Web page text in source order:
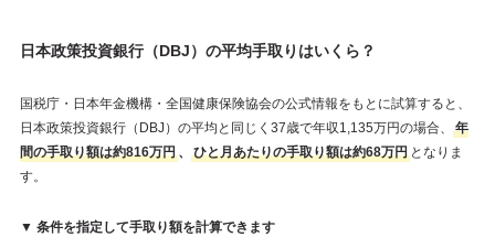
日本政策投資銀行（DBJ）の平均手取りはいくら？
国税庁・日本年金機構・全国健康保険協会の公式情報をもとに試算すると、
日本政策投資銀行（DBJ）の平均と同じく37歳で年収1,135万円の場合、
年
間の手取り額は約816万円 、 ひと月あたりの手取り額は約68万円 となりま
す。
▼ 条件を指定して手取り額を計算できます